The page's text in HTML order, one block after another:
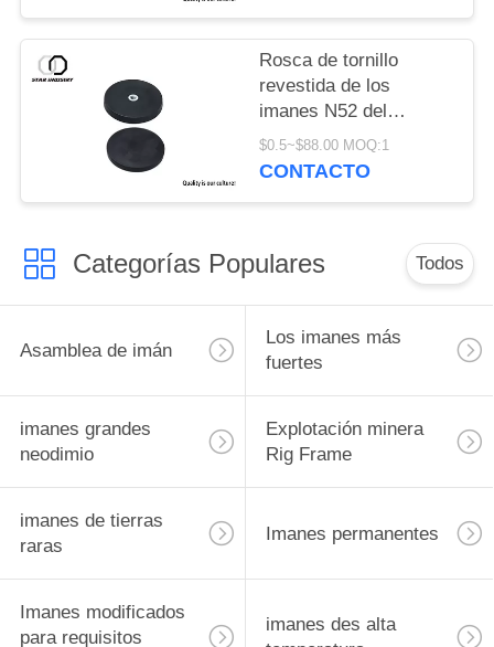
Rosca de tornillo
revestida de los
imanes N52 del
neodimio del caucho
impermeable para las
$0.5~$88.00 MOQ:1
CONTACTO
Categorías Populares Todos
Asamblea de imán
Los imanes más
fuertes
imanes grandes
neodimio
Explotación minera
Rig Frame
imanes de tierras
raras
Imanes permanentes
Imanes modificados
para requisitos
imanes des alta